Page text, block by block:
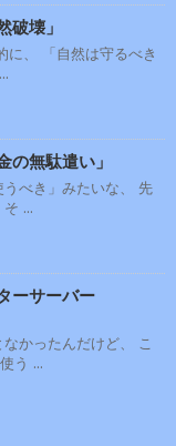
破壊」
に、 「自然は守るべき
の無駄遣い」
べき」みたいな、 先
...
ーサーバー
かったんだけど、 こ
う ...